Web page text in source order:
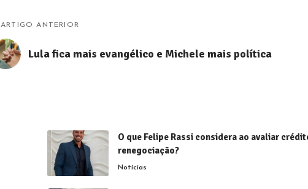
ARTIGO ANTERIOR
Lula fica mais evangélico e Michele mais política
O que Felipe Rassi considera ao avaliar
renegociação?
Notícias